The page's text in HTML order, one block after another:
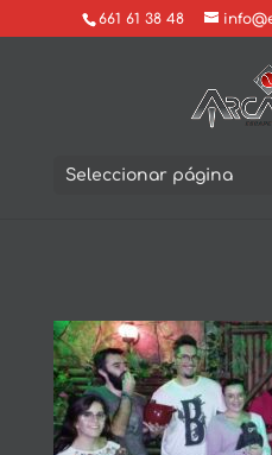
661 61 38 48
Seleccionar página